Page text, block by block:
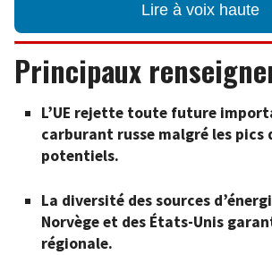
Lire à voix haute
Principaux
L’UE rejette toute future
carburant russe malgré les pics
potentiels.
La diversité des sources
Norvège et des États-Unis
régionale.